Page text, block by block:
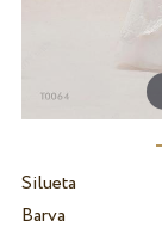
Silueta
Barva